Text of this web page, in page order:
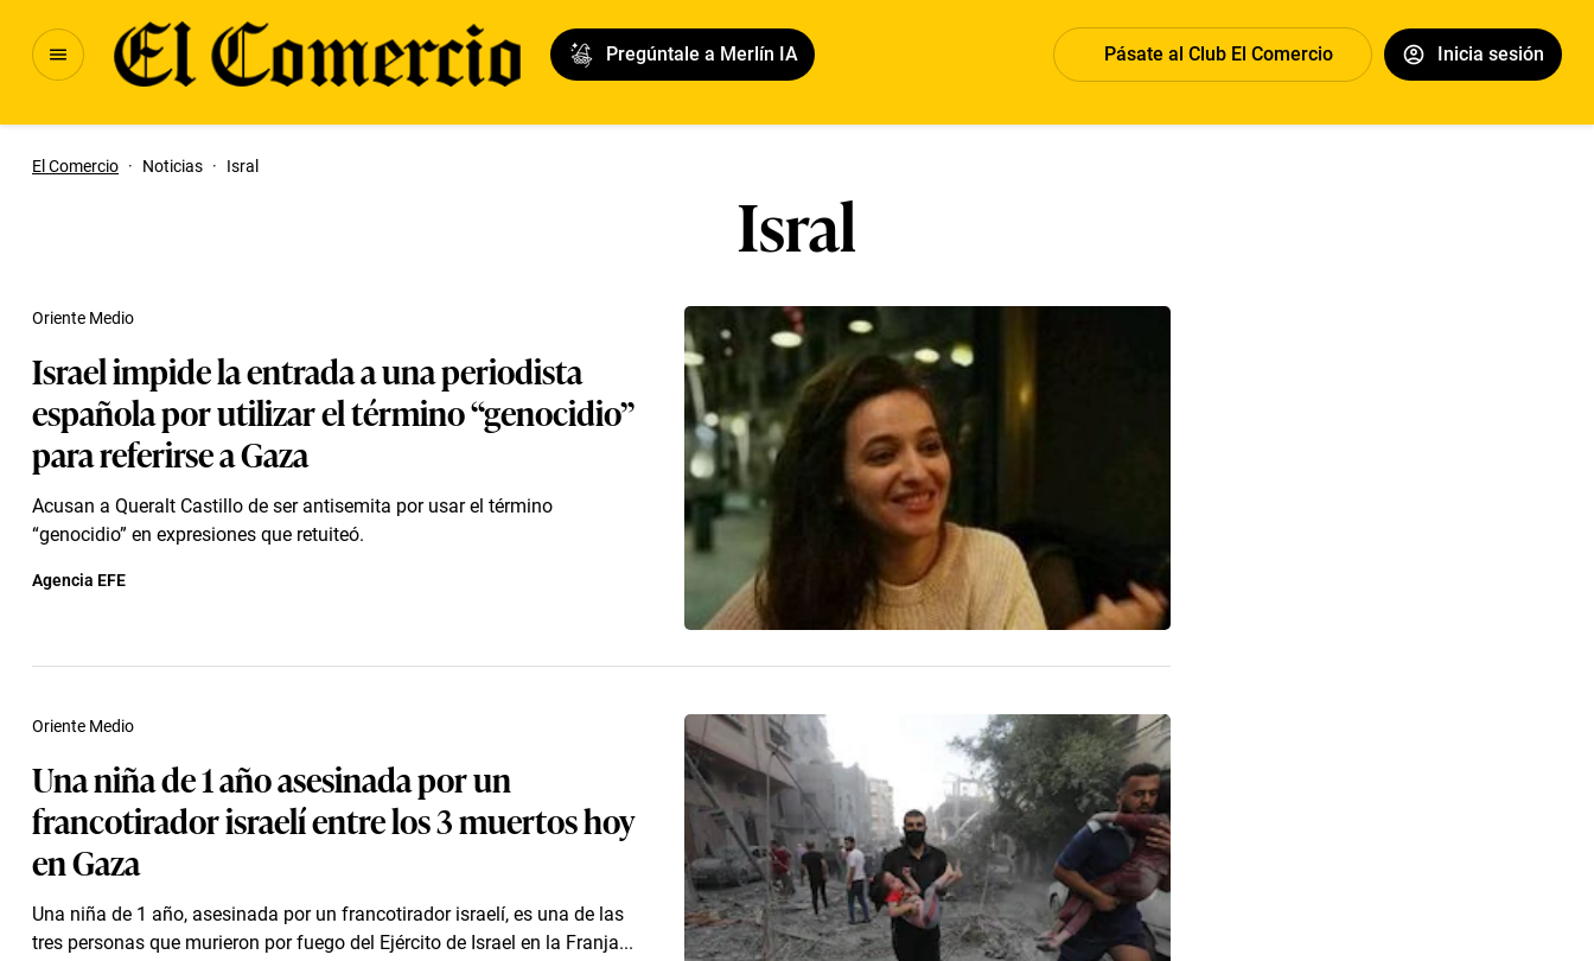
Pregúntale a Merlín IA Pásate al Club El Comercio Inicia sesión
El Comercio · Noticias · Isral
Isral
Israel impide la entrada a una periodista
española por utilizar el término “genocidio”
para referirse a Gaza
Acusan a Queralt Castillo de ser antisemita por usar el término
“genocidio” en expresiones que retuiteó.
Oriente Medio
Agencia EFE
Una niña de 1 año asesinada por un
francotirador israelí entre los 3 muertos hoy
en Gaza
Una niña de 1 año, asesinada por un francotirador israelí, es una de las
tres personas que murieron por fuego del Ejército de Israel en la Franja...
Oriente Medio